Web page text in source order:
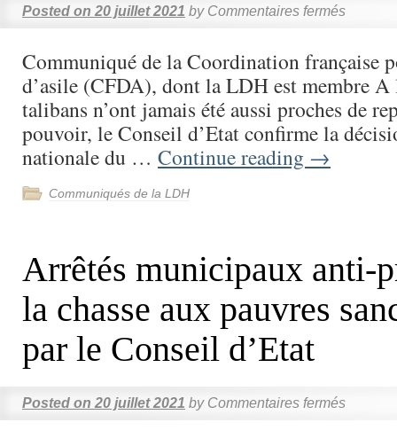
Posted on 20 juillet 2021 by Commentaires fermés
Communiqué de la Coordination française
d’asile (CFDA), dont la LDH est membre A
talibans n’ont jamais été aussi proches de
pouvoir, le Conseil d’Etat confirme la
nationale du … Continue reading →
Communiqués de la LDH
Arrêtés municipaux anti-
la chasse aux pauvres
par le Conseil d’Etat
Posted on 20 juillet 2021 by Commentaires fermés